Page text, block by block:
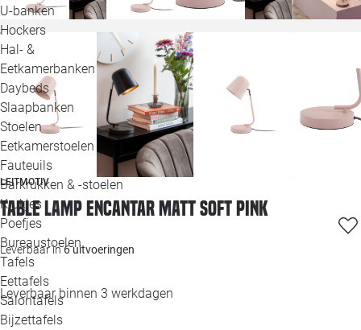
U-banken
Hockers
Hal- &
Eetkamerbanken
Daybeds
Slaapbanken
Stoelen
Eetkamerstoelen
Fauteuils
Barkrukken & -stoelen
Krukjes
Poefjes
Bureaustoelen
Tafels
Eettafels
Salontafels
Bijzettafels
LEITMOTIV
Table lamp Encantar matt soft pink
Leverbaar in6 uitvoeringen
Leverbaar binnen 3 werkdagen